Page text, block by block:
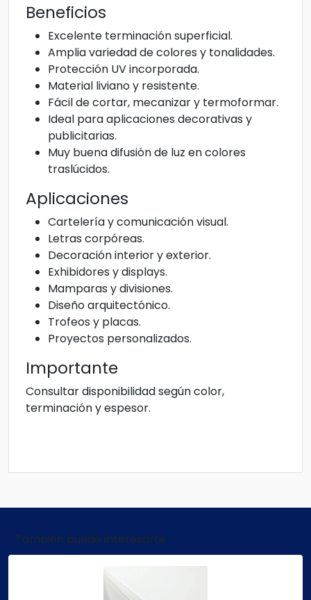
Beneficios
Excelente terminación superficial.
Amplia variedad de colores y tonalidades.
Protección UV incorporada.
Material liviano y resistente.
Fácil de cortar, mecanizar y termoformar.
Ideal para aplicaciones decorativas y
publicitarias.
Muy buena difusión de luz en colores
traslúcidos.
Aplicaciones
Cartelería y comunicación visual.
Letras corpóreas.
Decoración interior y exterior.
Exhibidores y displays.
Mamparas y divisiones.
Diseño arquitectónico.
Trofeos y placas.
Proyectos personalizados.
Importante
Consultar disponibilidad según color,
terminación y espesor.
También puede interesarte